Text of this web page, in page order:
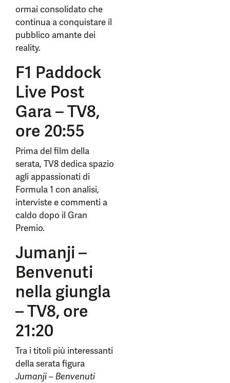
ormai consolidato che
continua a conquistare il
pubblico amante dei
reality.
F1 Paddock
Live Post
Gara – TV8,
ore 20:55
Prima del film della
serata, TV8 dedica spazio
agli appassionati di
Formula 1 con analisi,
interviste e commenti a
caldo dopo il Gran
Premio.
Jumanji –
Benvenuti
nella giungla
– TV8, ore
21:20
Tra i titoli più interessanti
della serata figura
Jumanji – Benvenuti